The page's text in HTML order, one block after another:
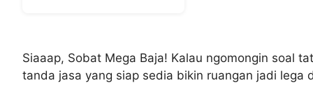
Siaaap, Sobat Mega Baja! Kalau ngomongin soal
tanda jasa yang siap sedia bikin ruangan jadi